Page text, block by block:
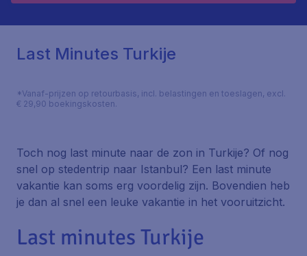
Last Minutes Turkije
*Vanaf-prijzen op retourbasis, incl. belastingen en toeslagen, excl.
€ 29,90 boekingskosten.
Toch nog last minute naar de zon in Turkije? Of nog
snel op stedentrip naar Istanbul? Een last minute
vakantie kan soms erg voordelig zijn. Bovendien heb
je dan al snel een leuke vakantie in het vooruitzicht.
Last minutes Turkije